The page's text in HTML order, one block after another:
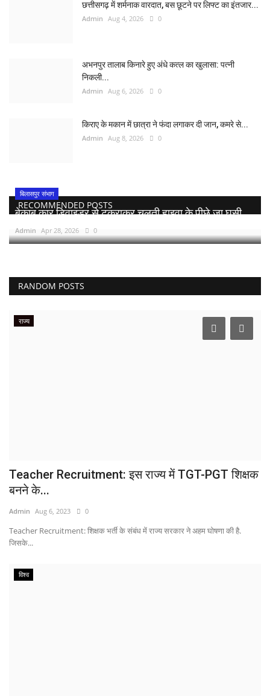
छत्तीसगढ़ में शर्मनाक वारदात, बस छूटने पर लिफ्ट का इंतजार...
Admin Aug 4, 2026 0
अभनपुर तालाब किनारे हुए अंधे कत्ल का खुलासा: पत्नी
निकली...
Admin Aug 6, 2026 0
किराए के मकान में छात्रा ने फंदा लगाकर दी जान, कमरे से...
Admin Aug 8, 2026 0
RECOMMENDED POSTS
बिलासपुर संभाग
बेकाबू कार डिवाइडर से टकराकर चलती हाइवा के पीछे जा घुसी,...
Admin Apr 28, 2026 0
RANDOM POSTS
राज्य
Teacher Recruitment: इस राज्य में TGT-PGT शिक्षक
बनने के...
Admin Aug 6, 2023 0
Teacher Recruitment: शिक्षक भर्ती के संबंध में राज्य सरकार ने अहम घोषणा की है.
जिसके...
विश्व